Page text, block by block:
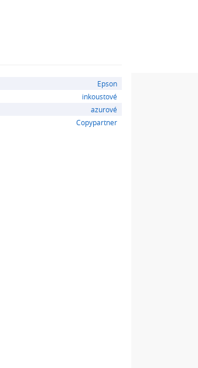
Epson
inkoustové
azurové
Copypartner